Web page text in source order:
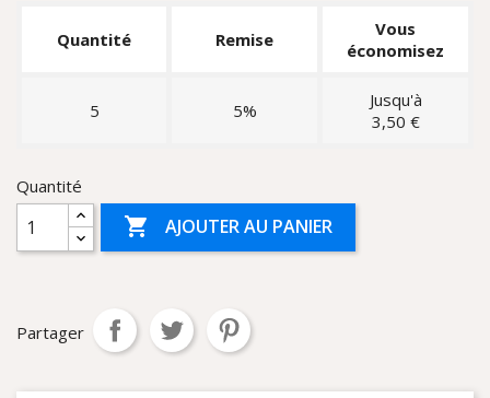
Quantité Remise
Vous
économisez
5 5%
Jusqu'à
3,50 €
Quantité
 AJOUTER AU PANIER
Partager